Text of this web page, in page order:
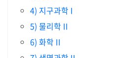
4) 지구과학 I
5) 물리학 II
6) 화학 II